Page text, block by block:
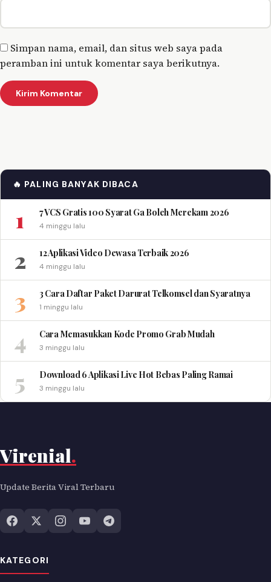
Simpan nama, email, dan situs web saya pada
peramban ini untuk komentar saya berikutnya.
🔥 PALING BANYAK DIBACA
1 7 VCS Gratis 100 Syarat Ga Boleh Merekam 2026
4 minggu lalu
2 12 Aplikasi Video Dewasa Terbaik 2026
4 minggu lalu
3 3 Cara Daftar Paket Darurat Telkomsel dan Syaratnya
1 minggu lalu
4 Cara Memasukkan Kode Promo Grab Mudah
3 minggu lalu
5 Download 6 Aplikasi Live Hot Bebas Paling Ramai
3 minggu lalu
Virenial.
Update Berita Viral Terbaru
KATEGORI